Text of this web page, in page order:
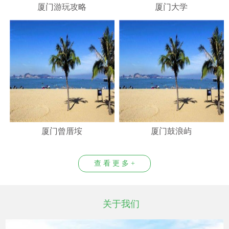
厦门游玩攻略 厦门大学
厦门曾厝垵 厦门鼓浪屿
查 看 更 多 +
关于我们